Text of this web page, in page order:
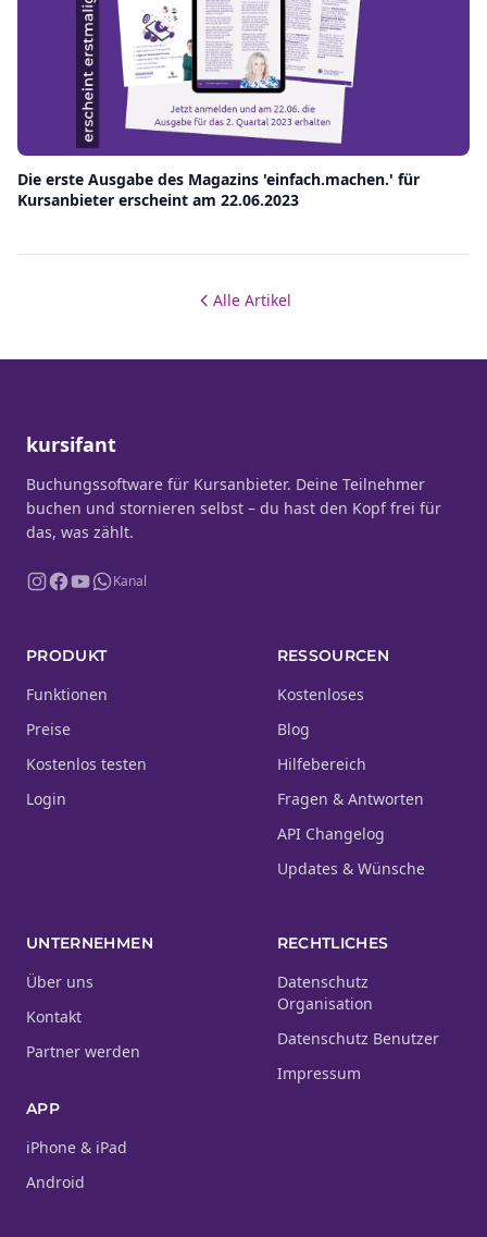
Die erste Ausgabe des Magazins 'einfach.machen.' für
Kursanbieter erscheint am 22.06.2023
Alle Artikel
kursifant
Buchungssoftware für Kursanbieter. Deine Teilnehmer
buchen und stornieren selbst – du hast den Kopf frei für
das, was zählt.
Kanal
PRODUKT
Funktionen
Preise
Kostenlos testen
Login
RESSOURCEN
Kostenloses
Blog
Hilfebereich
Fragen & Antworten
API Changelog
Updates & Wünsche
UNTERNEHMEN
Über uns
Kontakt
Partner werden
APP
iPhone & iPad
Android
RECHTLICHES
Datenschutz
Organisation
Datenschutz Benutzer
Impressum